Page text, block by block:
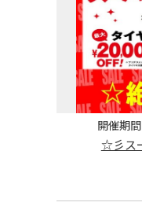
開催期
☆彡ス